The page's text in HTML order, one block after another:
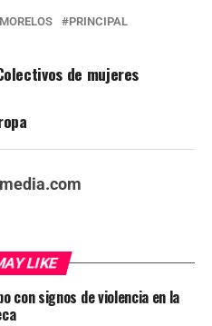
PRINCIPAL
de mujeres
LIKE
con signos de violencia en la